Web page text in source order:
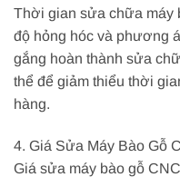
Thời gian sửa chữa máy
độ hỏng hóc và phương
gắng hoàn thành sửa
thể để giảm thiểu thời
hàng.
4. Giá Sửa Máy Bào Gỗ
Giá sửa máy bào gỗ